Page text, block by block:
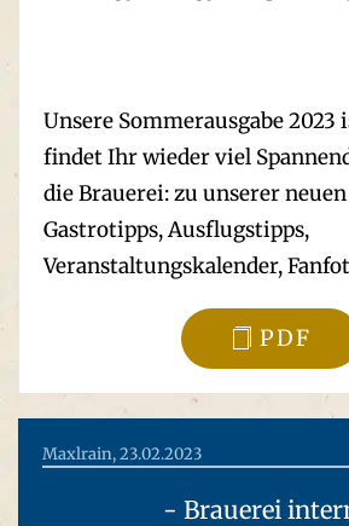
Unsere Sommerausgabe
findet Ihr wieder viel
die Brauerei: zu unserer
Gastrotipps, Ausflugstipps,
Veranstaltungskalender,
PDF
Maxlrain, 23.02.2023
- Brauerei